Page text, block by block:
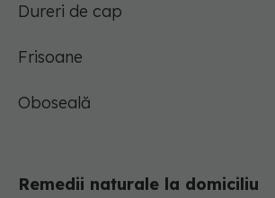
Dureri de cap
Frisoane
Oboseală
Remedii naturale la domiciliu